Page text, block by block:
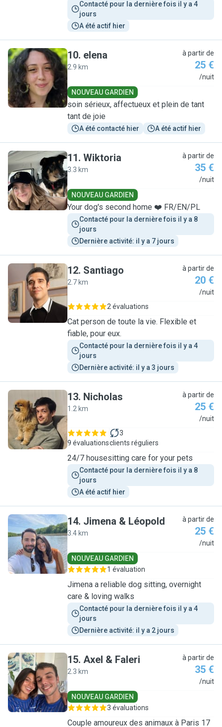
Contacté pour la dernière fois il y a 4
jours
A été actif hier
E
10. elena
2.9 km
à partir de
25 €
/nuit
NOUVEAU GARDIEN
soin sérieux, affectueux et plein de tant
tant de joie
A été contacté hier A été actif hier
W
11. Wiktoria
3.3 km
à partir de
35 €
/nuit
NOUVEAU GARDIEN
Your dog's second home ❤️ FR/EN/PL
Contacté pour la dernière fois il y a 8
jours
Dernière activité: il y a 7 jours
S
12. Santiago
2.7 km
à partir de
20 €
/nuit
2 évaluations
Cat person de toute la vie. Flexible et
fiable, pour eux.
Contacté pour la dernière fois il y a 4
jours
Dernière activité: il y a 3 jours
N
13. Nicholas
1.2 km
à partir de
25 €
/nuit
9 évaluations
3
clients réguliers
24/7 housesitting care for your pets
Contacté pour la dernière fois il y a 8
jours
A été actif hier
J
14. Jimena & Léopold
3.4 km
à partir de
25 €
/nuit
NOUVEAU GARDIEN
1 évaluation
Jimena a reliable dog sitting, overnight
care & loving walks
Contacté pour la dernière fois il y a 4
jours
Dernière activité: il y a 2 jours
A
15. Axel & Faleri
2.3 km
à partir de
35 €
/nuit
NOUVEAU GARDIEN
3 évaluations
Couple amoureux des animaux à Paris 17